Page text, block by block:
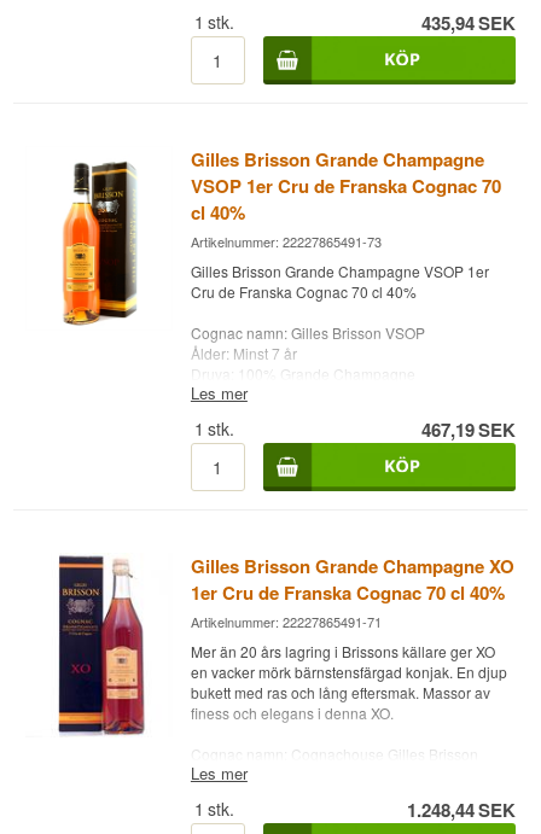
Övrigt: Super VS cognac för priset
Letar du efter cognac i klassificeringarna Cognac
VS, Cognac VSOP och Cognac XO?
Riedel.
1 stk. 435,94SEK
Gilles Brisson Grande Champagne
VSOP 1er Cru de Franska Cognac 70
cl 40%
Artikelnummer: 22227865491-73
Gilles Brisson Grande Champagne VSOP 1er
Cru de Franska Cognac 70 cl 40%
Cognac namn: Gilles Brisson VSOP
Ålder: Minst 7 år
Druva: 100% Grande Champagne
Land: Frankrike
VSOP
Alc. styrka: 40%
70 cl.
Whisky.dk har allt inom cognac som kan avnjutas
i chesterfieldsoffan med rätt cognacglas från
Riedel.
Les mer
1 stk. 467,19SEK
Gilles Brisson Grande Champagne XO
1er Cru de Franska Cognac 70 cl 40%
Artikelnummer: 22227865491-71
​​​​​​Mer än 20 års lagring i Brissons källare ger XO
en vacker mörk bärnstensfärgad konjak. En djup
bukett med ras och lång eftersmak. Massor av
finess och elegans i denna XO.
Cognac namn: Cognachouse Gilles Brisson
Ålder: Minst 20 år
Land: Frankrike
Les mer
1 stk. 1.248,44SEK